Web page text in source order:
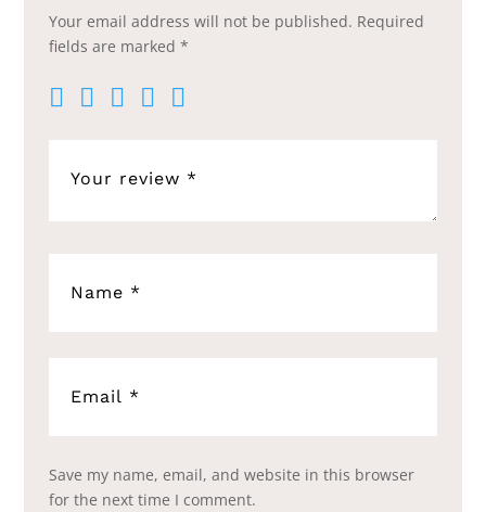
Your email address will not be published. Required
fields are marked *
Save my name, email, and website in this browser
for the next time I comment.